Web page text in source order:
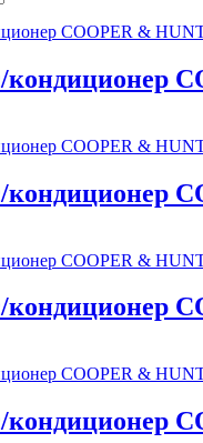
кондиционер
кондиционер
кондиционер
кондиционер